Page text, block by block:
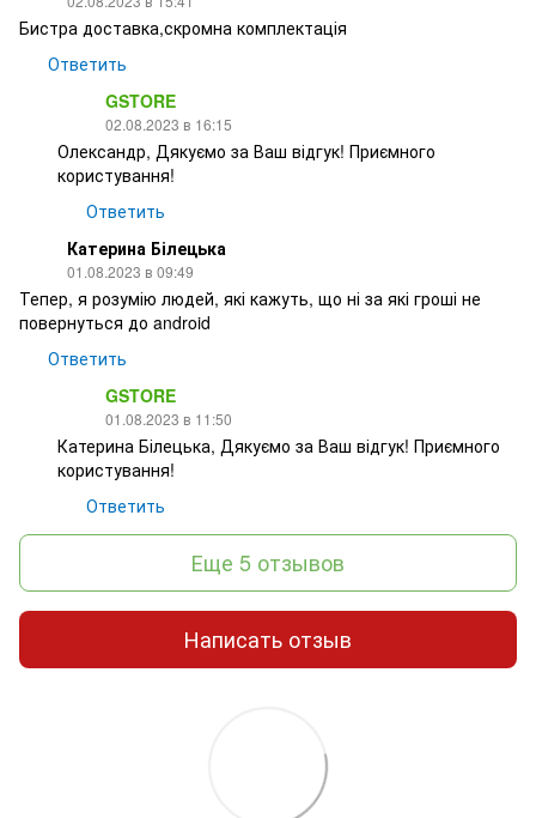
Бистра доставка,скромна комплектація
Ответить
GSTORE
02.08.2023 в 16:15
Олександр, Дякуємо за Ваш відгук! Приємного
користування!
Ответить
Катерина Білецька
01.08.2023 в 09:49
Тепер, я розумію людей, які кажуть, що ні за які гроші не
повернуться до android
Ответить
GSTORE
01.08.2023 в 11:50
Катерина Білецька, Дякуємо за Ваш відгук! Приємного
користування!
Ответить
Еще 5 отзывов
Написать отзыв